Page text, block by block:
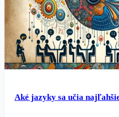
Aké jazyky sa učia